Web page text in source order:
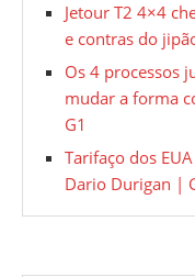
Jetour T2 4×4
e contras do
Os 4 processos
mudar a forma
G1
Tarifaço dos
Dario Durigan |